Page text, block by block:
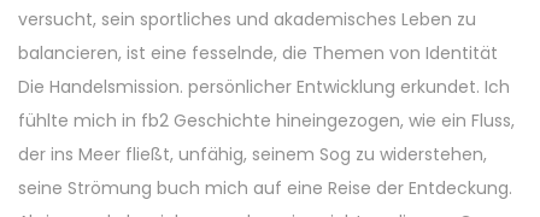
versucht, sein sportliches und akademisches Leben zu
balancieren, ist eine fesselnde, die Themen von Identität
Die Handelsmission. persönlicher Entwicklung erkundet. Ich
fühlte mich in fb2 Geschichte hineingezogen, wie ein Fluss,
der ins Meer fließt, unfähig, seinem Sog zu widerstehen,
seine Strömung buch mich auf eine Reise der Entdeckung.